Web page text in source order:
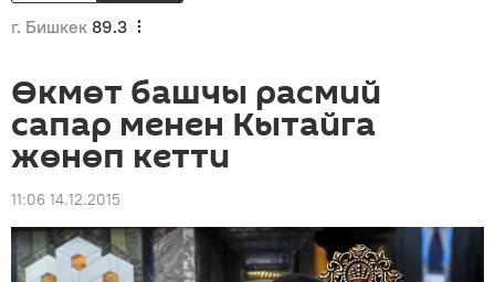
г. Бишкек 89.3
Өкмөт башчы расмий
сапар менен Кытайга
жөнөп кетти
11:06 14.12.2015